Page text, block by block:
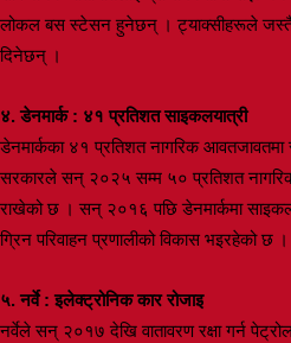
लोकल बस स्टेसन हुनेछन् । ट्याक्सीहरूले जस्तै
दिनेछन् ।
४. डेनमार्क : ४१ प्रतिशत साइकलयात्री
डेनमार्कका ४१ प्रतिशत नागरिक
सरकारले सन् २०२५ सम्म ५० प्रतिशत
राखेको छ । सन् २०१६ पछि डेनमार्कमा
ग्रिन परिवाहन प्रणालीको विकास भइरहेको छ ।
५. नर्वे : इलेक्ट्रोनिक कार रोजाइ
नर्वेले सन् २०१७ देखि वातावरण रक्षा गर्न